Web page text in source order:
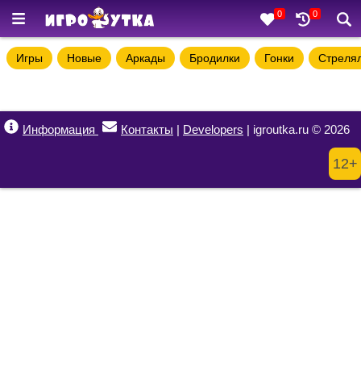
0 0
Игры Новые Аркады Бродилки Гонки
Информация Контакты | Developers | igroutka.ru © 2026
12+